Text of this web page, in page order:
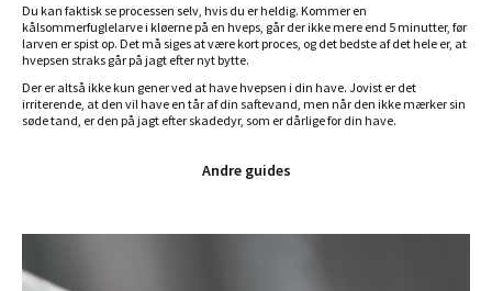
Du kan faktisk se processen selv, hvis du er heldig. Kommer en
kålsommerfuglelarve i kløerne på en hveps, går der ikke mere end 5 minutter, før
larven er spist op. Det må siges at være kort proces, og det bedste af det hele er, at
hvepsen straks går på jagt efter nyt bytte.
Der er altså ikke kun gener ved at have hvepsen i din have. Jovist er det
irriterende, at den vil have en tår af din saftevand, men når den ikke mærker sin
søde tand, er den på jagt efter skadedyr, som er dårlige for din have.
Andre guides